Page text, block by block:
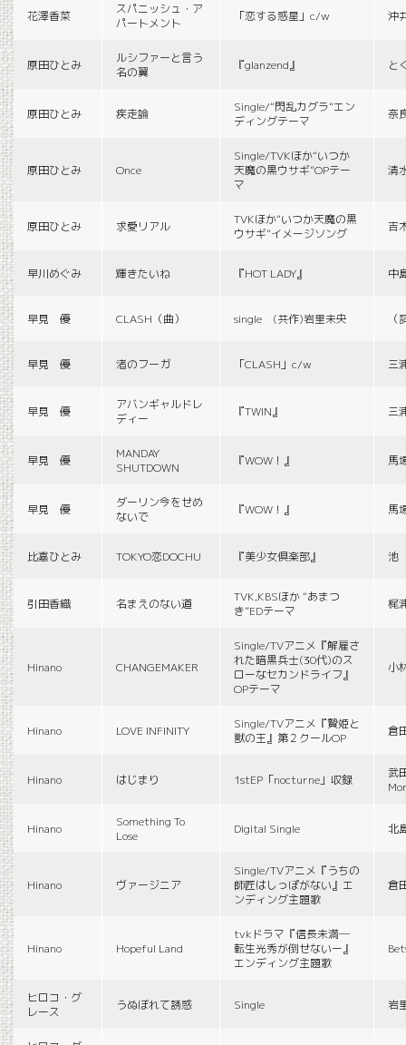
花澤香菜
スパニッシュ・ア
パートメント
「恋する惑星」c/w 沖
原田ひとみ
ルシファーと言う
名の翼
『glanzend』 と
原田ひとみ 疾走論
Single/“閃乱カグラ”エン
ディングテーマ
奈
原田ひとみ Once
Single/TVKほか“いつか
天魔の黒ウサギ”OPテー
マ
清
原田ひとみ 求愛リアル
TVKほか“いつか天魔の黒
ウサギ”イメージソング
吉
早川めぐみ 輝きたいね 『HOT LADY』 中
早見 優 CLASH（曲） single (共作)岩里未央
早見 優 渚のフーガ 「CLASH」c/w 三
早見 優
アバンギャルドレ
ディー
『TWIN』 三
早見 優
MANDAY
SHUTDOWN
『WOW！』 馬
早見 優
ダーリン今をせめ
ないで
『WOW！』 馬
比嘉ひとみ TOKYO恋DOCHU 『美少女倶楽部』 池
引田香織 名まえのない道
TVK,KBSほか “あまつ
き”EDテーマ
梶
Hinano CHANGEMAKER
Single/TVアニメ『解雇さ
れた暗黒兵士(30代)のス
ローなセカンドライフ』
OPテーマ
小
Hinano LOVE INFINITY
Single/TVアニメ『贄姫と
獣の王』第２クールOP
倉
Hinano はじまり 1stEP「nocturne」収録
武
Hinano
Something To
Lose
Digital Single 北
Hinano ヴァージニア
Single/TVアニメ『うちの
師匠はしっぽがない』エ
ンディング主題歌
倉
Hinano Hopeful Land
tvkドラマ『信長未満―
転生光秀が倒せないー』
エンディング主題歌
ヒロコ・グ
レース
うぬぼれて誘惑 Single 岩